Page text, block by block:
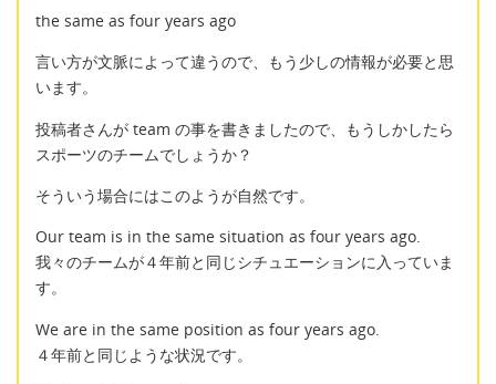
the same as four years ago
言い方が文脈によって違うので、もう少しの情報が必要と思
います。
投稿者さんが team の事を書きましたので、もうしかしたら
スポーツのチームでしょうか？
そういう場合にはこのようが自然です。
Our team is in the same situation as four years ago.
我々のチームが４年前と同じシチュエーションに入っていま
す。
We are in the same position as four years ago.
４年前と同じような状況です。